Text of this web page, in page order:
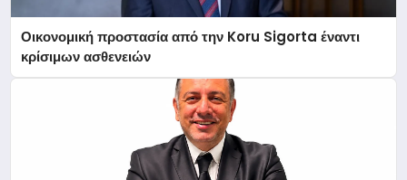
Οικονομική προστασία από την Koru Sigorta έναντι
κρίσιμων ασθενειών